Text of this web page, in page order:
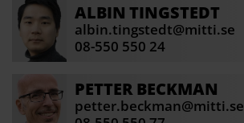
ALBIN TINGSTEDT
albin.tingstedt@mitti.se
08-550 550 24
PETTERBECKMAN
petter.beckman@mitti.se